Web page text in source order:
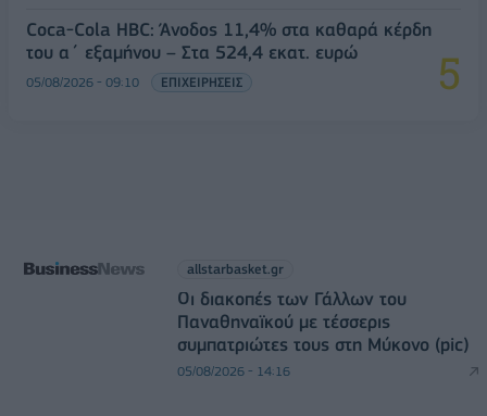
Coca-Cola HBC: Άνοδος 11,4% στα καθαρά κέρδη
του α΄ εξαμήνου – Στα 524,4 εκατ. ευρώ
05/08/2026 - 09:10 ΕΠΙΧΕΙΡΗΣΕΙΣ
allstarbasket.gr
Οι διακοπές των Γάλλων του
Παναθηναϊκού με τέσσερις
συμπατριώτες τους στη Μύκονο (pic)
05/08/2026 - 14:16